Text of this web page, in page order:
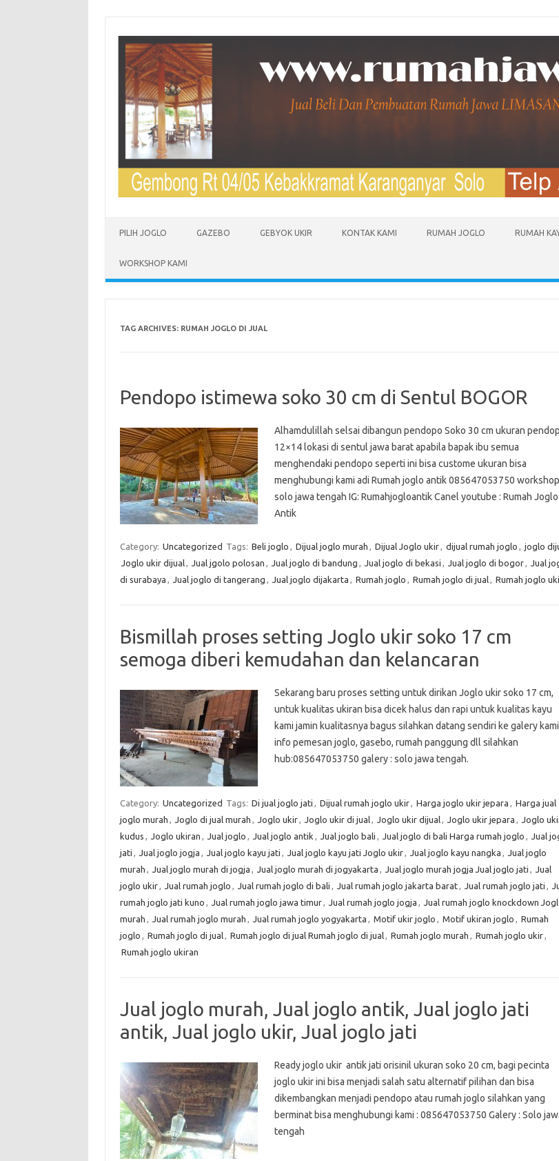
PILIH JOGLO GAZEBO GEBYOK UKIR KONTAK KAMI RUMAH JOGLO RUMAH
WORKSHOP KAMI
TAG ARCHIVES: RUMAH JOGLO DI JUAL
Pendopo istimewa soko 30 cm di Sentul BOGOR
Alhamdulillah selsai dibangun pendopo Soko 30 cm ukuran
12×14 lokasi di sentul jawa barat apabila bapak ibu semua
menghendaki pendopo seperti ini bisa custome ukuran bisa
menghubungi kami adi Rumah joglo antik 085647053750
solo jawa tengah IG: Rumahjogloantik Canel youtube : Rumah Joglo
Antik
Category: Uncategorized Tags: Beli joglo , Dijual joglo murah , Dijual Joglo ukir, dijual rumah joglo , joglo
Joglo ukir dijual, Jual jgolo polosan , Jual joglo di bandung , Jual joglo di bekasi , Jual joglo di bogor, Jual
di surabaya , Jual joglo di tangerang , Jual joglo dijakarta , Rumah joglo , Rumah joglo di jual, Rumah joglo
Bismillah proses setting Joglo ukir soko 17 cm
semoga diberi kemudahan dan kelancaran
Sekarang baru proses setting untuk dirikan Joglo ukir soko 17 cm,
untuk kualitas ukiran bisa dicek halus dan rapi untuk kualitas kayu
kami jamin kualitasnya bagus silahkan datang sendiri ke galery kami
info pemesan joglo, gasebo, rumah panggung dll silahkan
hub:085647053750 galery : solo jawa tengah.
Category: Uncategorized Tags: Di jual joglo jati , Dijual rumah joglo ukir, Harga joglo ukir jepara , Harga jual
joglo murah , Joglo di jual murah , Joglo ukir, Joglo ukir di jual, Joglo ukir dijual, Joglo ukir jepara , Joglo
kudus , Joglo ukiran , Jual joglo , Jual joglo antik , Jual joglo bali , Jual joglo di bali Harga rumah joglo , Jual
jati , Jual joglo jogja , Jual joglo kayu jati , Jual joglo kayu jati Joglo ukir, Jual joglo kayu nangka , Jual joglo
murah , Jual joglo murah di jogja , Jual joglo murah di jogyakarta , Jual joglo murah jogja Jual joglo jati , Jual
joglo ukir, Jual rumah joglo , Jual rumah joglo di bali , Jual rumah joglo jakarta barat, Jual rumah joglo jati ,
rumah joglo jati kuno , Jual rumah joglo jawa timur, Jual rumah joglo jogja , Jual rumah joglo knockdown
murah , Jual rumah joglo murah , Jual rumah joglo yogyakarta , Motif ukir joglo , Motif ukiran joglo , Rumah
joglo , Rumah joglo di jual, Rumah joglo di jual Rumah joglo di jual, Rumah joglo murah , Rumah joglo ukir,
Rumah joglo ukiran
Jual joglo murah, Jual joglo antik, Jual joglo jati
antik, Jual joglo ukir, Jual joglo jati
Ready joglo ukir antik jati orisinil ukuran soko 20 cm, bagi pecinta
joglo ukir ini bisa menjadi salah satu alternatif pilihan dan bisa
dikembangkan menjadi pendopo atau rumah joglo silahkan yang
berminat bisa menghubungi kami : 085647053750 Galery : Solo
tengah